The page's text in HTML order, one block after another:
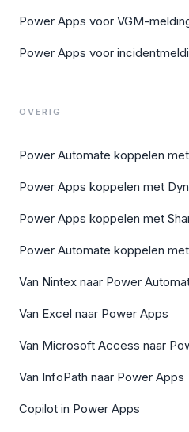
Power Apps voor VGM-
Power Apps voor
OVERIG
Power Automate koppelen
Power Apps koppelen met
Power Apps koppelen met
Power Automate koppelen
Van Nintex naar Power
Van Excel naar Power Apps
Van Microsoft Access naar
Van InfoPath naar Power Apps
Copilot in Power Apps